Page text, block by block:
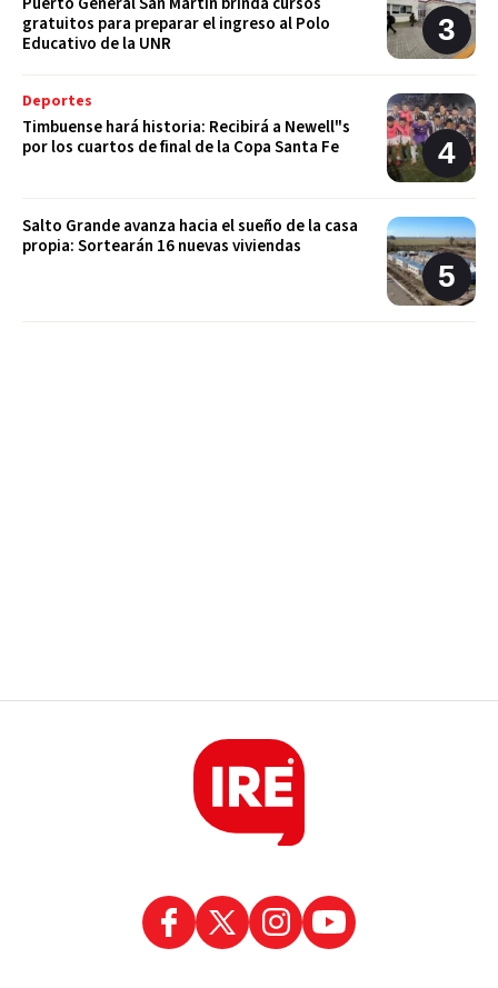
gratuitos para preparar el ingreso al Polo
Educativo de la UNR
Deportes
Timbuense hará historia: Recibirá a Newell"s
por los cuartos de final de la Copa Santa Fe
Salto Grande avanza hacia el sueño de la casa
propia: Sortearán 16 nuevas viviendas